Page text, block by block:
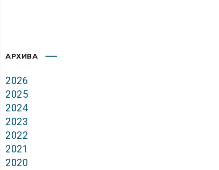
АРХИВА
2026
2025
2024
2023
2022
2021
2020